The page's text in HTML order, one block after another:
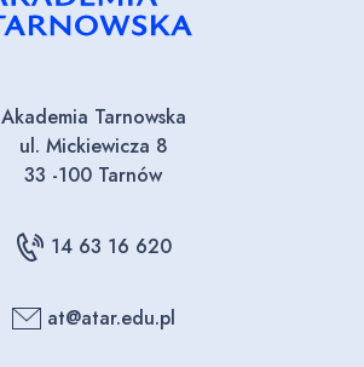
Akademia Tarnowska
ul. Mickiewicza 8
33 -100 Tarnów
14 63 16 620
at@atar.edu.pl